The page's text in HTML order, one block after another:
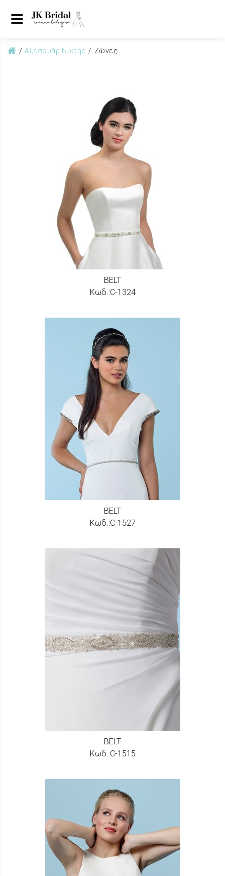
Αξεσουάρ Νύφης Ζώνες
BELT
Κωδ.:C-1324
BELT
Κωδ.:C-1527
BELT
Κωδ.:C-1515